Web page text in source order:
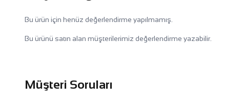
Bu ürün için henüz değerlendirme yapılmamış.
Bu ürünü satın alan müşterilerimiz değerlendirme yazabilir.
Müşteri Soruları